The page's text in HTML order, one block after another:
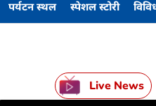
पर्यटन स्थल स्पेशल स्टोरी
Live News